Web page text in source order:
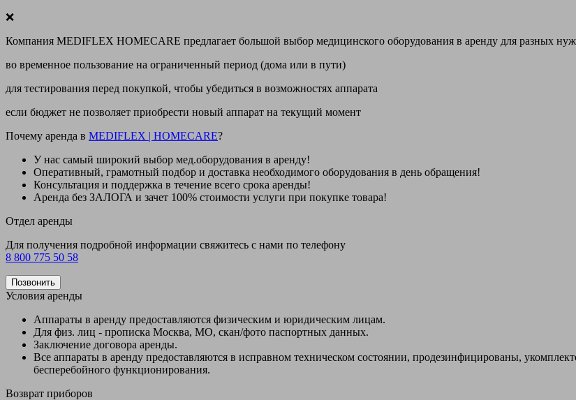
❌
Компания MEDIFLEX HOMECARE предлагает большой выбор медицинского оборудования в аренду для разных
во временное пользование на ограниченный период (дома или в пути)
для тестирования перед покупкой, чтобы убедиться в возможностях аппарата
если бюджет не позволяет приобрести новый аппарат на текущий момент
Почему аренда в MEDIFLEX | HOMECARE?
У нас самый широкий выбор мед.оборудования в аренду!
Оперативный, грамотный подбор и доставка необходимого оборудования в день обращения!
Консультация и поддержка в течение всего срока аренды!
Аренда без ЗАЛОГА и зачет 100% стоимости услуги при покупке товара!
Отдел аренды
Для получения подробной информации свяжитесь с нами по телефону
8 800 775 50 58
Позвонить
Условия аренды
Аппараты в аренду предоставляются физическим и юридическим лицам.
Для физ. лиц - прописка Москва, МО, скан/фото паспортных данных.
Заключение договора аренды.
Все аппараты в аренду предоставляются в исправном техническом состоянии, продезинфицированы,
бесперебойного функционирования.
Возврат приборов